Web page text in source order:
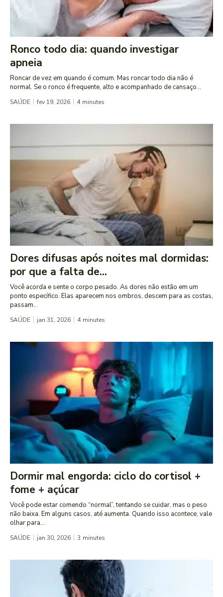
Ronco todo dia: quando investigar
apneia
Roncar de vez em quando é comum. Mas roncar todo dia não é
normal. Se o ronco é frequente, alto e acompanhado de cansaço...
SAÚDE fev 19, 2026 4 minutes
Dores difusas após noites mal dormidas:
por que a falta de...
Você acorda e sente o corpo pesado. As dores não estão em um
ponto específico. Elas aparecem nos ombros, descem para as costas,
passam...
SAÚDE jan 31, 2026 4 minutes
Dormir mal engorda: ciclo do cortisol +
fome + açúcar
Você pode estar comendo “normal”, tentando se cuidar, mas o peso
não baixa. Em alguns casos, até aumenta. Quando isso acontece, vale
olhar para...
SAÚDE jan 30, 2026 3 minutes